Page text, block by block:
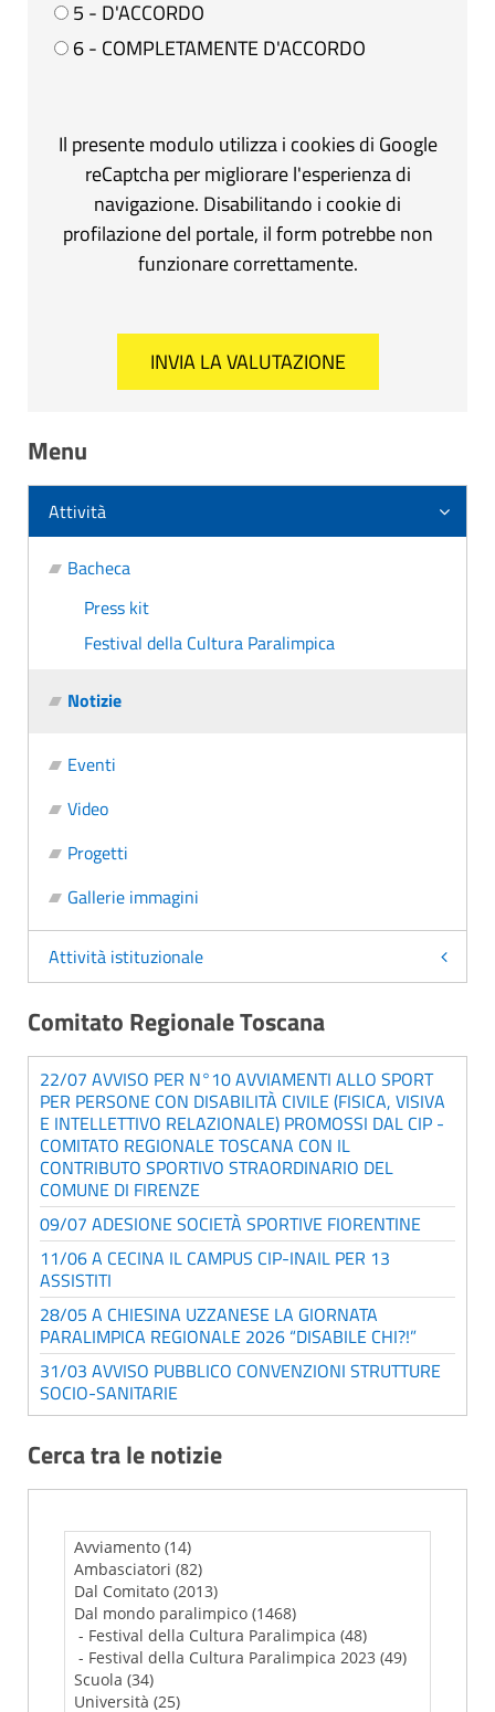
5 - D'ACCORDO
6 - COMPLETAMENTE D'ACCORDO
Il presente modulo utilizza i cookies di Google
reCaptcha per migliorare l'esperienza di
navigazione. Disabilitando i cookie di
profilazione del portale, il form potrebbe non
funzionare correttamente.
Menu
Attività
Bacheca
Press kit
Festival della Cultura Paralimpica
Notizie
Eventi
Video
Progetti
Gallerie immagini
Attività istituzionale
Comitato Regionale Toscana
22/07 AVVISO PER N°10 AVVIAMENTI ALLO SPORT
PER PERSONE CON DISABILITÀ CIVILE (FISICA, VISIVA
E INTELLETTIVO RELAZIONALE) PROMOSSI DAL CIP -
COMITATO REGIONALE TOSCANA CON IL
CONTRIBUTO SPORTIVO STRAORDINARIO DEL
COMUNE DI FIRENZE
09/07 ADESIONE SOCIETÀ SPORTIVE FIORENTINE
11/06 A CECINA IL CAMPUS CIP-INAIL PER 13
ASSISTITI
28/05 A CHIESINA UZZANESE LA GIORNATA
PARALIMPICA REGIONALE 2026 “DISABILE CHI?!”
31/03 AVVISO PUBBLICO CONVENZIONI STRUTTURE
SOCIO-SANITARIE
Cerca tra le notizie